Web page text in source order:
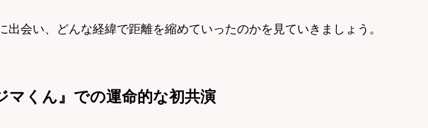
出会い、どんな経緯で距離を縮めていったのかを見ていきましょう。
マくん』での運命的な初共演